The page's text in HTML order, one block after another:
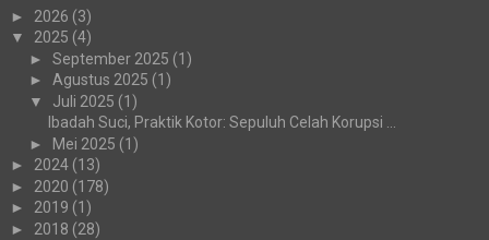
► 2026 (3)
▼ 2025 (4)
► September 2025 (1)
► Agustus 2025 (1)
▼ Juli 2025 (1)
Ibadah Suci, Praktik Kotor: Sepuluh Celah Korupsi ...
►
Mei 2025 (1)
► 2024 (13)
► 2020 (178)
► 2019 (1)
► 2018 (28)